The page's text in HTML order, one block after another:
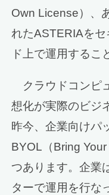
Own License）、
れたASTERIAを
ド上で運用するこ
クラウドコンピ
想化が実際のビジ
昨今、企業向けパ
BYOL（Bring
つあります。企業
ターで運用を行な